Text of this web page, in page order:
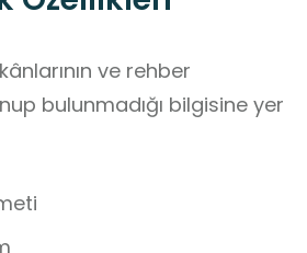
ve rehber
bulunmadığı bilgisine yer